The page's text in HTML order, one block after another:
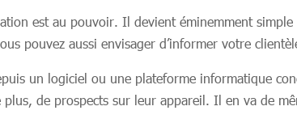
est au pouvoir. Il devient éminemment
pouvez aussi envisager d’informer votre
un logiciel ou une plateforme informatique
de prospects sur leur appareil. Il en va de